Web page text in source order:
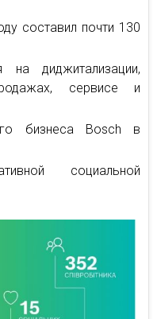
составил почти 130
на диджитализации,
сервисе и
бизнеса Bosch в
социальной